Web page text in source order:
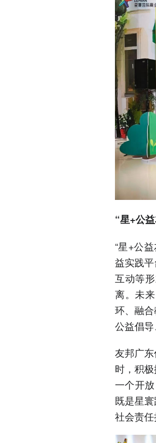
“星+公
“星+公
益实践
互动等
离。未
环、融
公益倡
友邦广
时，积
一个开
既是星
社会责